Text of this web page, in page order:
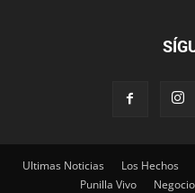
Ultimas Noticias Los Hechos
Punilla Vivo